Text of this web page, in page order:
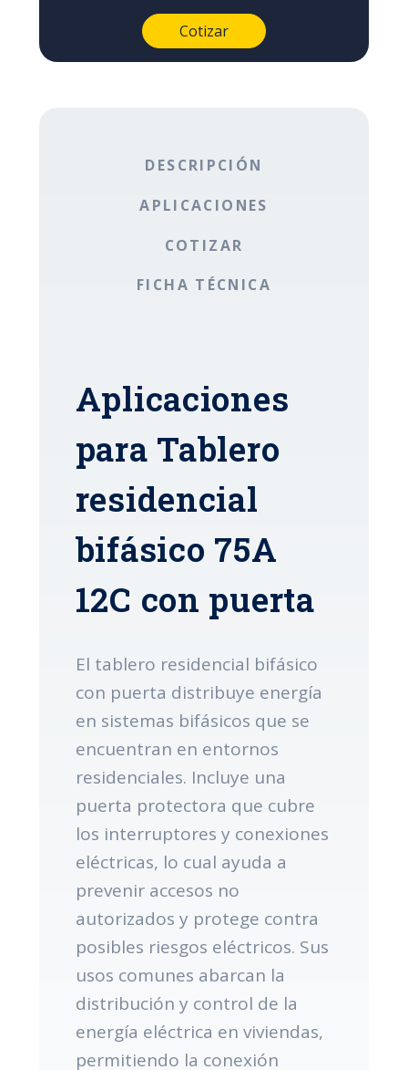
DESCRIPCIÓN
APLICACIONES
COTIZAR
FICHA TÉCNICA
Aplicaciones
para Tablero
residencial
bifásico 75A
12C con puerta
El tablero residencial bifásico
con puerta distribuye energía
en sistemas bifásicos que se
encuentran en entornos
residenciales. Incluye una
puerta protectora que cubre
los interruptores y conexiones
eléctricas, lo cual ayuda a
prevenir accesos no
autorizados y protege contra
posibles riesgos eléctricos. Sus
usos comunes abarcan la
distribución y control de la
energía eléctrica en viviendas,
permitiendo la conexión